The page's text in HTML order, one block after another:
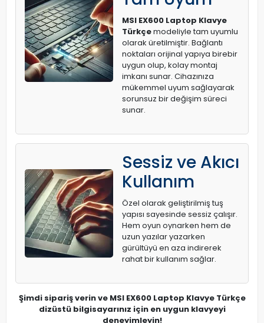
MSI EX600 Laptop Klavye
Türkçemodeliyle tam uyumlu
olarak üretilmiştir. Bağlantı
noktaları orijinal yapıya birebir
uygun olup, kolay montaj
imkanı sunar. Cihazınıza
mükemmel uyum sağlayarak
sorunsuz bir değişim süreci
sunar.
Sessiz ve Akıcı
Kullanım
Özel olarak geliştirilmiş tuş
yapısı sayesinde sessiz çalışır.
Hem oyun oynarken hem de
uzun yazılar yazarken
gürültüyü en aza indirerek
rahat bir kullanım sağlar.
Şimdi sipariş verin ve MSI EX600 Laptop Klavye Türkçe
dizüstü bilgisayarınız için en uygun klavyeyi
deneyimleyin!